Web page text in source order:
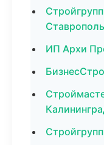
Ставрополь
ИП Архи